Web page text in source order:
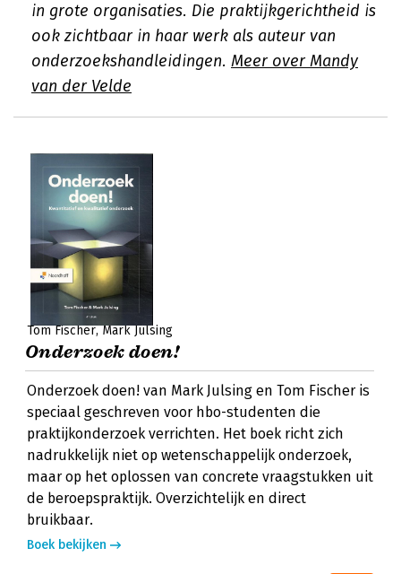
in grote organisaties. Die praktijkgerichtheid is
ook zichtbaar in haar werk als auteur van
onderzoekshandleidingen. Meer over Mandy
van der Velde
Tom Fischer Mark Julsing
Onderzoek doen!
Onderzoek doen! van Mark Julsing en Tom Fischer is
speciaal geschreven voor hbo-studenten die
praktijkonderzoek verrichten. Het boek richt zich
nadrukkelijk niet op wetenschappelijk onderzoek,
maar op het oplossen van concrete vraagstukken uit
de beroepspraktijk. Overzichtelijk en direct
bruikbaar.
Boek bekijken